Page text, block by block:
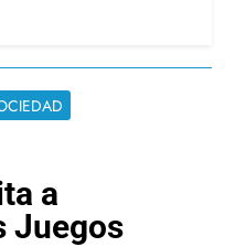
a
Juegos